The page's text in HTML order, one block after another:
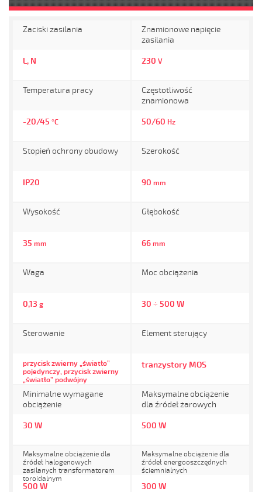
Zaciski zasilania
L, N
Znamionowe napięcie
zasilania
230 V
Temperatura pracy
-20/45 °C
Częstotliwość
znamionowa
50/60 Hz
Stopień ochrony obudowy
IP20
Szerokość
90 mm
Wysokość
35 mm
Głębokość
66 mm
Waga
0,13 g
Moc obciążenia
30 ÷ 500 W
Sterowanie
przycisk zwierny „światło”
pojedynczy, przycisk zwierny
„światło” podwójny
Element sterujący
tranzystory MOS
Minimalne wymagane
obciążenie
30 W
Maksymalne obciążenie
dla źródeł żarowych
500 W
Maksymalne obciążenie dla
źródeł halogenowych
zasilanych transformatorem
toroidalnym
500 W
Maksymalne obciążenie dla
źródeł energooszczędnych
ściemnialnych
300 W